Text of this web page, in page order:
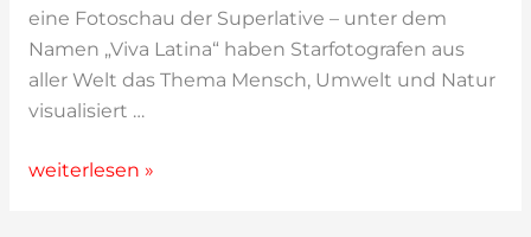
eine Fotoschau der Superlative – unter dem
Namen „Viva Latina“ haben Starfotografen aus
aller Welt das Thema Mensch, Umwelt und Natur
visualisiert …
Fotofestival
weiterlesen »